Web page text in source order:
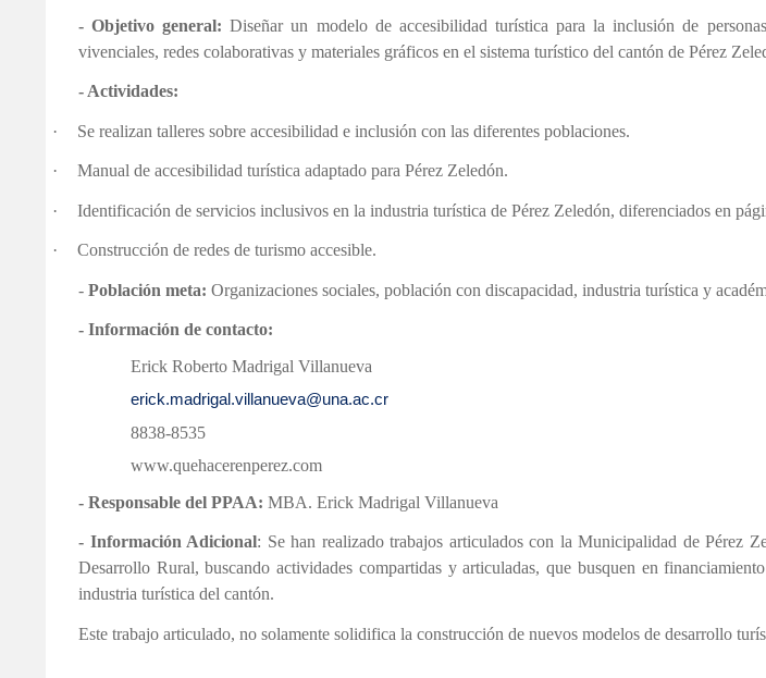
- Objetivo general: Diseñar un modelo de accesibilidad turística para la inclusión de
vivenciales, redes colaborativas y materiales gráficos en el sistema turístico del cantón de Pérez
- Actividades:
· Se realizan talleres sobre accesibilidad e inclusión con las diferentes poblaciones.
· Manual de accesibilidad turística adaptado para Pérez Zeledón.
· Identificación de servicios inclusivos en la industria turística de Pérez Zeledón, diferenciados en
· Construcción de redes de turismo accesible.
- Población meta: Organizaciones sociales, población con discapacidad, industria turística y
- Información de contacto:
Erick Roberto Madrigal Villanueva
erick.madrigal.villanueva@una.ac.cr
8838-8535
www.quehacerenperez.com
- Responsable del PPAA: MBA. Erick Madrigal Villanueva
- Información Adicional: Se han realizado trabajos articulados con la Municipalidad de Pérez
Desarrollo Rural, buscando actividades compartidas y articuladas, que busquen en
industria turística del cantón.
Este trabajo articulado, no solamente solidifica la construcción de nuevos modelos de desarrollo